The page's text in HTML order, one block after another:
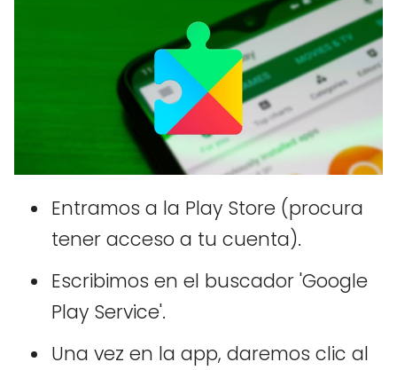
Entramos a la Play Store (procura
tener acceso a tu cuenta).
Escribimos en el buscador 'Google
Play Service'.
Una vez en la app, daremos clic al